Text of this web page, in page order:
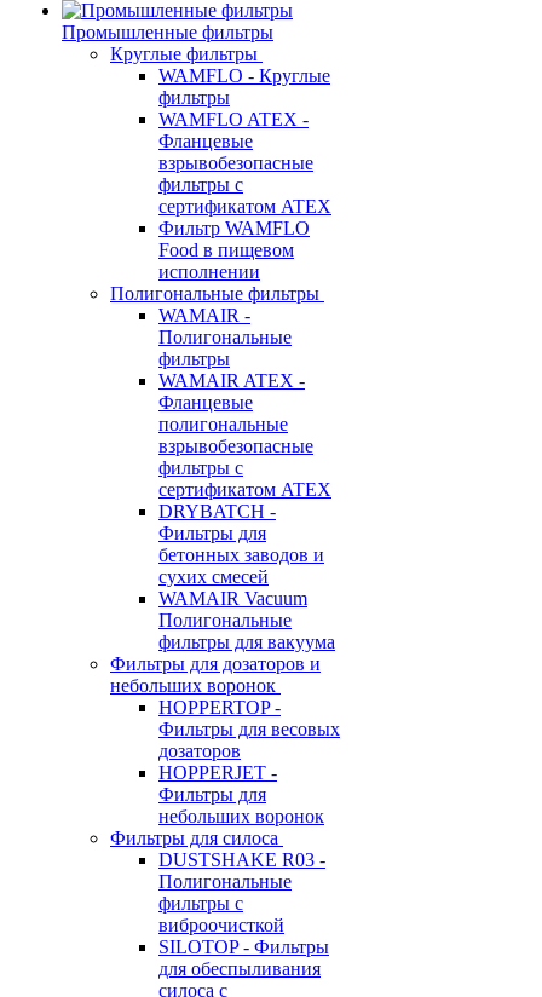
Промышленные фильтры
Круглые фильтры
WAMFLO - Круглые
фильтры
WAMFLO ATEX -
Фланцевые
взрывобезопасные
фильтры с
сертификатом ATEX
Фильтр WAMFLO
Food в пищевом
исполнении
Полигональные фильтры
WAMAIR -
Полигональные
фильтры
WAMAIR ATEX -
Фланцевые
полигональные
взрывобезопасные
фильтры с
сертификатом ATEX
DRYBATCH -
Фильтры для
бетонных заводов и
сухих смесей
WAMAIR Vacuum
Полигональные
фильтры для вакуума
Фильтры для дозаторов и
небольших воронок
HOPPERTOP -
Фильтры для весовых
дозаторов
HOPPERJET -
Фильтры для
небольших воронок
Фильтры для силоса
DUSTSHAKE R03 -
Полигональные
фильтры с
виброочисткой
SILOTOP - Фильтры
для обеспыливания
силоса c